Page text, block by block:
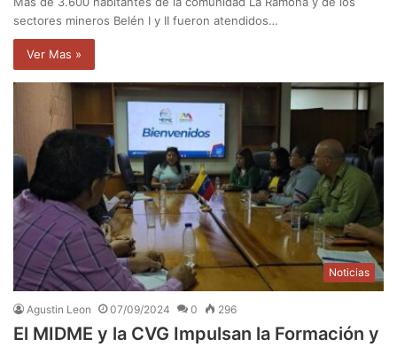
sectores mineros Belén I y II fueron atendidos…
Ver Mas »
Noticias
Agustin Leon 07/09/2024 0 296
El MIDME y la CVG Impulsan la Formación y